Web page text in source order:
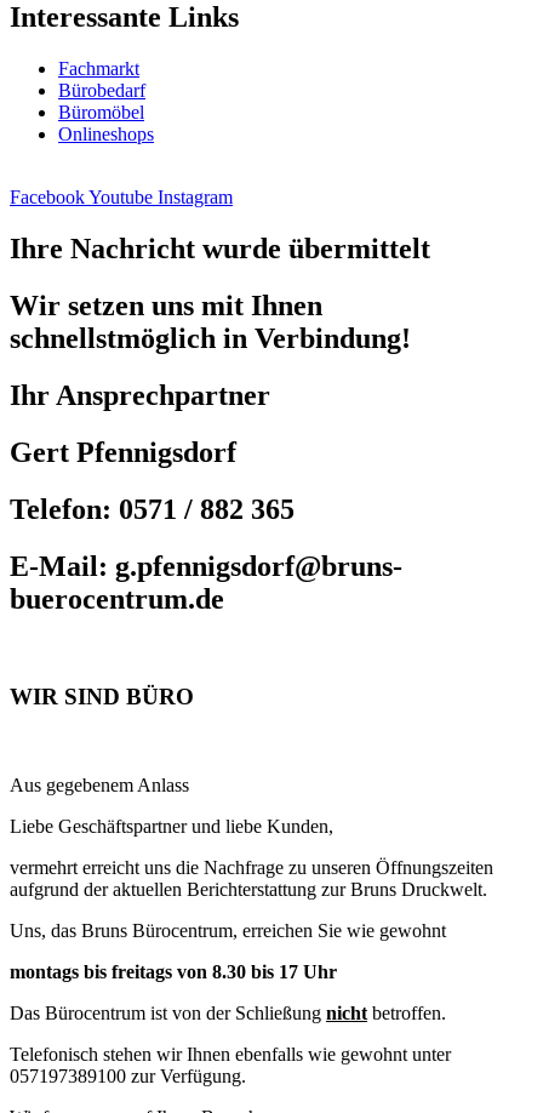
Interessante Links
Fachmarkt
Bürobedarf
Büromöbel
Onlineshops
FacebookYoutube Instagram
Ihre Nachricht wurde übermittelt
Wir setzen uns mit Ihnen
schnellstmöglich in Verbindung!
Ihr Ansprechpartner
Gert Pfennigsdorf
Telefon: 0571 / 882 365
E-Mail: g.pfennigsdorf@bruns-
buerocentrum.de
WIR SIND BÜRO
Aus gegebenem Anlass
Liebe Geschäftspartner und liebe Kunden,
vermehrt erreicht uns die Nachfrage zu unseren Öffnungszeiten
aufgrund der aktuellen Berichterstattung zur Bruns Druckwelt.
Uns, das Bruns Bürocentrum, erreichen Sie wie gewohnt
montags bis freitags von 8.30 bis 17 Uhr
Das Bürocentrum ist von der Schließung nicht betroffen.
Telefonisch stehen wir Ihnen ebenfalls wie gewohnt unter
057197389100 zur Verfügung.